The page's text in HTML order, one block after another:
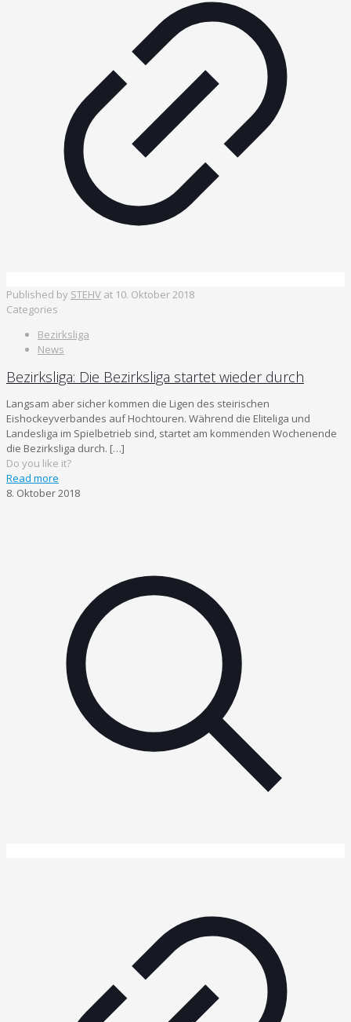
Published by STEHV at 10. Oktober 2018
Categories
Bezirksliga
News
Bezirksliga: Die Bezirksliga startet wieder durch
Langsam aber sicher kommen die Ligen des steirischen
Eishockeyverbandes auf Hochtouren. Während die Eliteliga und
Landesliga im Spielbetrieb sind, startet am kommenden Wochenende
die Bezirksliga durch. […]
Do you like it?
Read more
8. Oktober 2018